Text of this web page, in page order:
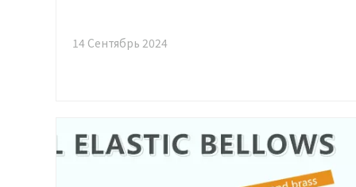
безопасность и долговечность оборудования.
14 Сентябрь 2024